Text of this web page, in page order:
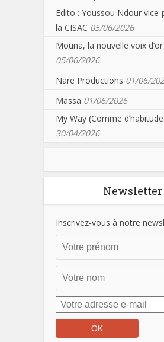
Edito : Youssou Ndour
la CISAC 05/06/2026
Mouna, la nouvelle voix
05/06/2026
Nare Productions 01/06/
Massa 01/06/2026
My Way (Comme
30/04/2026
Newsletter
Inscrivez-vous à notre